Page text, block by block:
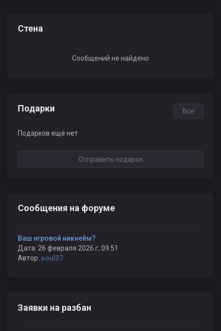
Стена
Сообщений не найдено
Подарки Все
Подарков ещё нет
Отправить подарок
Сообщения на форуме
Ваш игровой никнейм?
Дата: 26 февраля 2026 г, 09:51
Автор: soul37
Заявки на разбан